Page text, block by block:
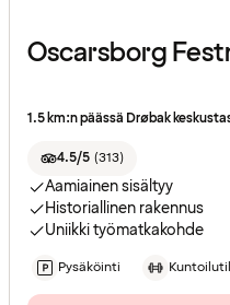
Oscarsborg
1.5 km:n päässä Drøbak
4.5/5 (313)
Aamiainen sisältyy
Historiallinen rakennus
Uniikki työmatkakohde
Pysäköinti